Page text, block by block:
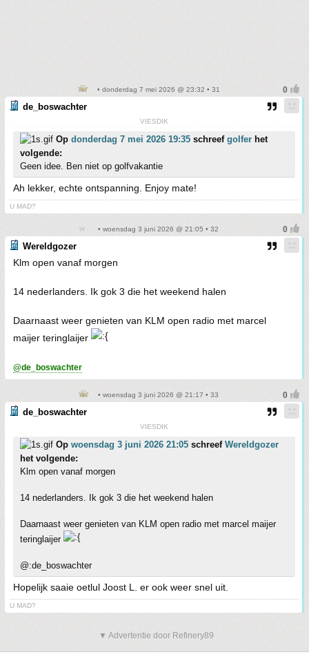
• donderdag 7 mei 2026 @ 23:32 • 31
de_boswachter
VIESDIK
Op donderdag 7 mei 2026 19:35 schreef golfer het
volgende:
Geen idee. Ben niet op golfvakantie
Ah lekker, echte ontspanning. Enjoy mate!
U MAD?
• woensdag 3 juni 2026 @ 21:05 • 32
Wereldgozer
Klm open vanaf morgen
14 nederlanders. Ik gok 3 die het weekend halen
Daarnaast weer genieten van KLM open radio met marcel
maijer teringlaijer
@de_boswachter
• woensdag 3 juni 2026 @ 21:17 • 33
de_boswachter
VIESDIK
Op woensdag 3 juni 2026 21:05 schreef Wereldgozer
het volgende:
Klm open vanaf morgen
14 nederlanders. Ik gok 3 die het weekend halen
Daarnaast weer genieten van KLM open radio met marcel maijer
teringlaijer
@:de_boswachter
Hopelijk saaie oetlul Joost L. er ook weer snel uit.
U MAD?
▼ Advertentie door Refinery89